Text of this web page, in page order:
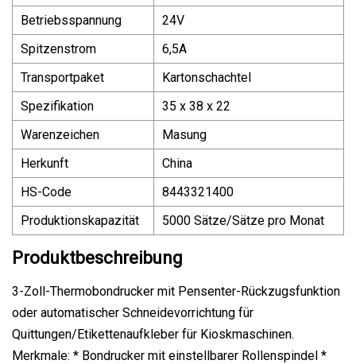
Betriebsspannung
24V
Spitzenstrom
6,5A
Transportpaket
Kartonschachtel
Spezifikation
35 x 38 x 22
Warenzeichen
Masung
Herkunft
China
HS-Code
8443321400
Produktionskapazität
5000 Sätze/Sätze pro Monat
Produktbeschreibung
3-Zoll-Thermobondrucker mit Pensenter-Rückzugsfunktion
oder automatischer Schneidevorrichtung für
Quittungen/Etikettenaufkleber für Kioskmaschinen.
Merkmale: * Bondrucker mit einstellbarer Rollenspindel *